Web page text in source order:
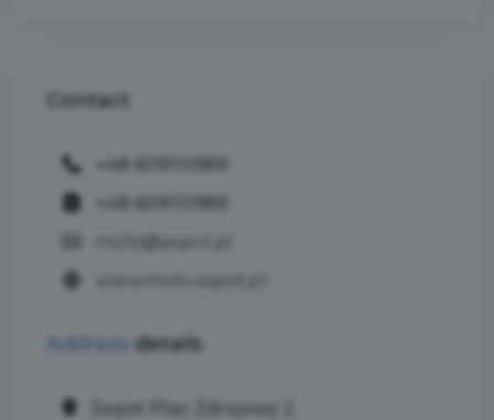
Contact
Address details
Sopot Plac Zdrojowy 2